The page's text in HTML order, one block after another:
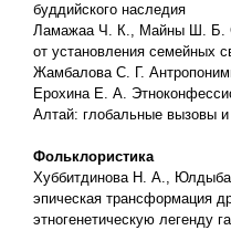
буддийского наследия
Ламажаа Ч. К., Майны Ш. Б.
от установления семейных
Жамбалова С. Г.
Ерохина Е. А.
Алтай: глобальные вызовы
Фольклористика
Хуббитдинова Н. А.,
эпическая трансформация
этногенетическую легенду